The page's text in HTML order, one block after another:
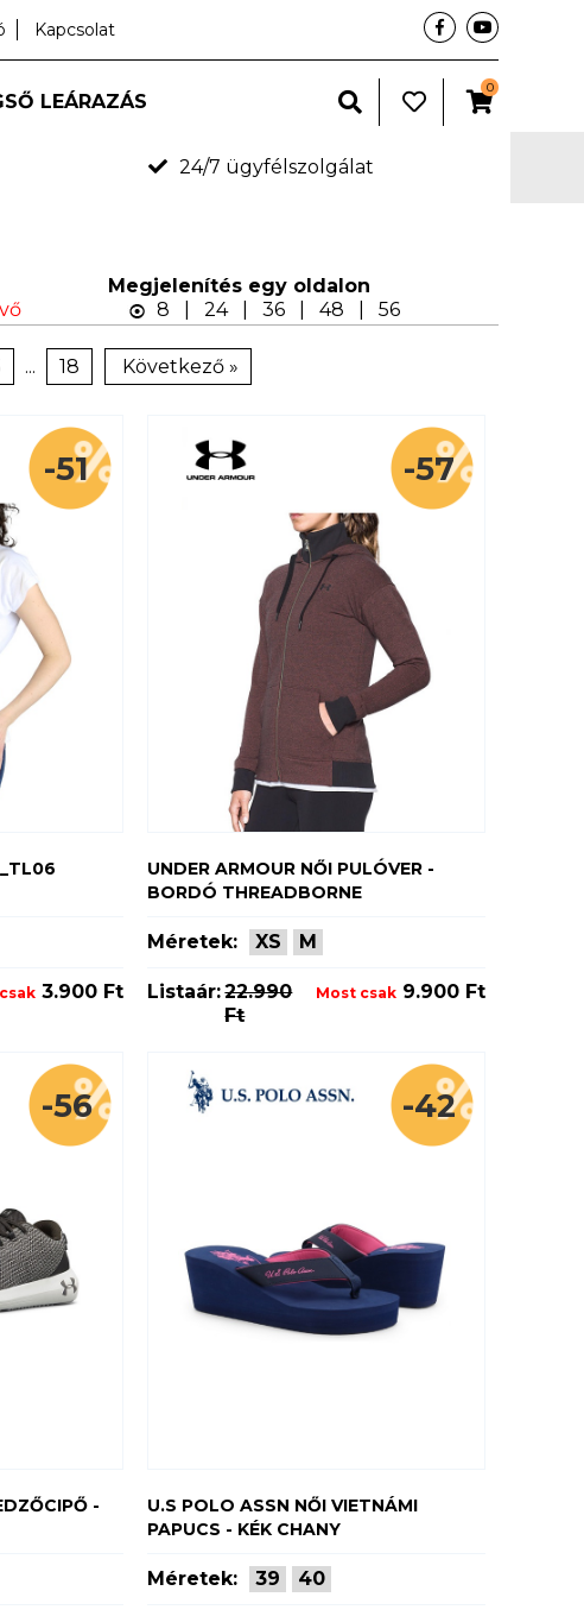
Kapcsolat
LEÁRAZÁS
0
24/7 ügyfélszolgálat
Megjelení­tés egy oldalon
8
24| 36 48 56
... 18 Következő »
-51
3.900 Ft
-57
UNDER ARMOUR NŐI PULÓVER -
BORDÓ THREADBORNE
Méretek: XS M
Listaár:22.990
Ft
Most csak 9.900 Ft
-56
-
-42
U.S POLO ASSN NŐI VIETNÁMI
PAPUCS - KÉK CHANY
Méretek: 39 40